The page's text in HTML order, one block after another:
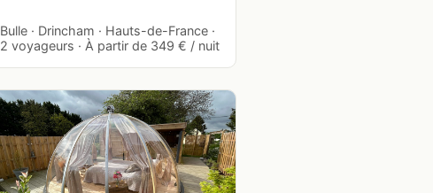
Bulle · Drincham · Hauts-de-France ·
2 voyageurs · À partir de 349 € / nuit